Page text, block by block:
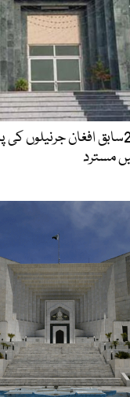
پشاور ہائیکورٹ ، 2سابق افغان
مسترد